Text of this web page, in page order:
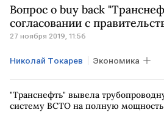
Вопрос о buy back
согласовании с
27 ноября 2019, 11:56
Николай Токарев Экономика
Транснефть buy back
"Транснефть" вывела
систему ВСТО на полную мощность